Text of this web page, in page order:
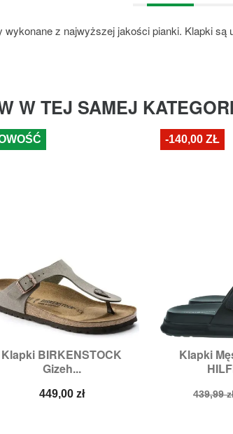
z najwyższej jakości pianki. Klapki
W TEJ SAMEJ
Klapki BIRKENSTOCK
Gizeh...
Cena
449,00 zł
Szybki podgląd
Rozmiary:42,
Klapki
Cena
439,99

-140,00 ZŁ